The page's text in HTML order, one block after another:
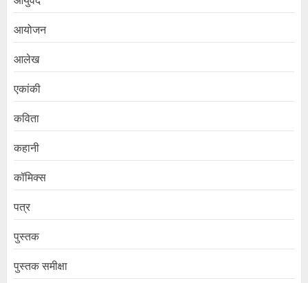
आयोजन
आलेख
एकांकी
कविता
कहानी
कॉमिक्स
पत्र
पुस्तक
पुस्तक समीक्षा